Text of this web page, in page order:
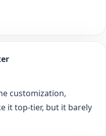
customization,
it top-tier, but it barely